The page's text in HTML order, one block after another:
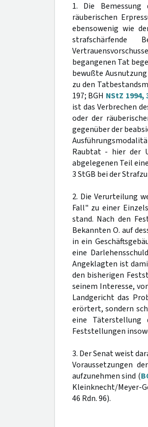
1. Die Bemessung
räuberischen
ebensowenig wie
strafschärfende
begangenen Tat
bewußte
zu den
197; BGH NStZ 1994,
ist das Verbrechen
oder der
gegenüber der
Raubtat - hier der
abgelegenen Teil
3 StGB bei der
2. Die Verurteilung
Fall" zu einer
stand. Nach den
Bekannten O. auf
in ein
eine
Angeklagten ist
den bisherigen
seinem Interesse,
Landgericht das
erörtert, sondern
eine Täterstellung
Feststellungen
3. Der Senat weist
Voraussetzungen
aufzunehmen sind (
Kleinknecht/Meyer-
46 Rdn. 96).